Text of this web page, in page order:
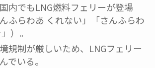
内でもLNG燃料フェリーが登場
んふらわあ くれない」「さんふらわ
）。
規制が厳しいため、LNGフェリー
でいる。